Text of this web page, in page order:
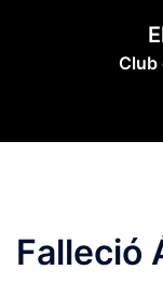
Club
Falleció